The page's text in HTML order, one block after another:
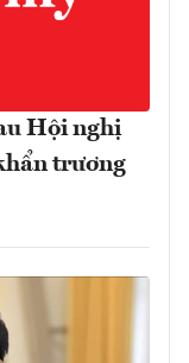
Hội nghị
trương